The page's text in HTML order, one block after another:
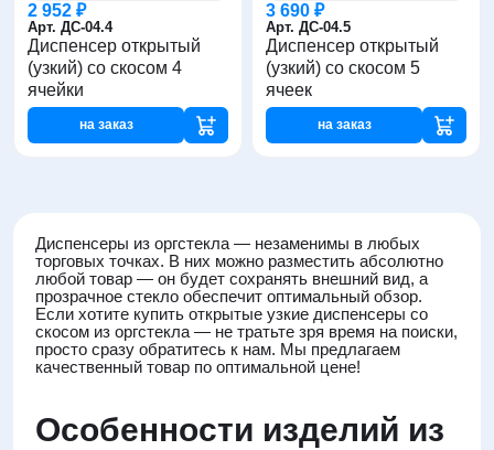
2 952 ₽
Арт. ДС-04.4
Диспенсер открытый
(узкий) со скосом 4
ячейки
на заказ
3 690 ₽
Арт. ДС-04.5
Диспенсер открытый
(узкий) со скосом 5
ячеек
на заказ
Диспенсеры из оргстекла — незаменимы в любых
торговых точках. В них можно разместить абсолютно
любой товар — он будет сохранять внешний вид, а
прозрачное стекло обеспечит оптимальный обзор.
Если хотите купить открытые узкие диспенсеры со
скосом из оргстекла — не тратьте зря время на поиски,
просто сразу обратитесь к нам. Мы предлагаем
качественный товар по оптимальной цене!
Особенности изделий из